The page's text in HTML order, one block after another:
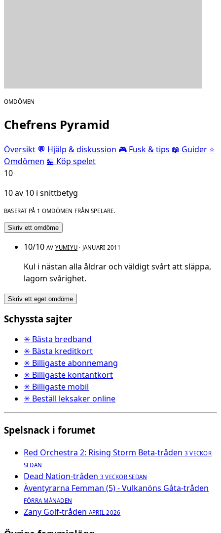
OMDÖMEN
Chefrens Pyramid
Översikt 💬 Hjälp & diskussion 🎮 Fusk & tips 📖 Guider ⭐
Omdömen 🏪 Köp spelet
10
10 av 10 i snittbetyg
BASERAT PÅ 1 OMDÖMEN FRÅN SPELARE.
Skriv ett omdöme
10/10 AV YUMIYU · JANUARI 2011
Kul i nästan alla åldrar och väldigt svårt att släppa,
lagom svårighet.
Skriv ett eget omdöme
Schyssta sajter
✳ Bästa bredband
✳ Bästa kreditkort
✳ Billigaste abonnemang
✳ Billigaste kontantkort
✳ Billigaste mobil
✳ Beställ leksaker online
Spelsnack i forumet
Red Orchestra 2: Rising Storm Beta-tråden 3 VECKOR
SEDAN
Dead Nation-tråden 3 VECKOR SEDAN
Äventyrarna Femman (5) - Vulkanöns Gåta-tråden
FÖRRA MÅNADEN
Zany Golf-tråden APRIL 2026